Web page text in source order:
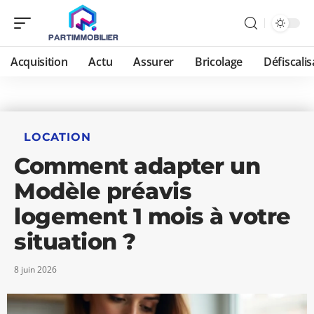
Acquisition Actu Assurer Bricolage
LOCATION
Comment adapter un
Modèle préavis
logement 1 mois à votre
situation ?
8 juin 2026